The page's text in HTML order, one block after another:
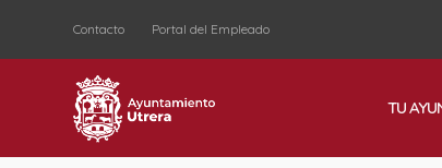
Contacto Portal del Empleado
TU